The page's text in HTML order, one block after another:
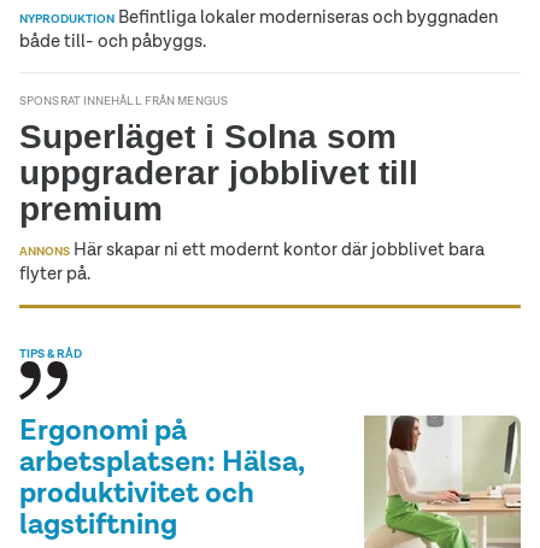
NYPRODUKTION Befintliga lokaler moderniseras och byggnaden
både till- och påbyggs.
SPONSRAT INNEHÅLL FRÅN MENGUS
Superläget i Solna som
uppgraderar jobblivet till
premium
ANNONS Här skapar ni ett modernt kontor där jobblivet bara
flyter på.
TIPS & RÅD
Ergonomi på
arbetsplatsen: Hälsa,
produktivitet och
lagstiftning